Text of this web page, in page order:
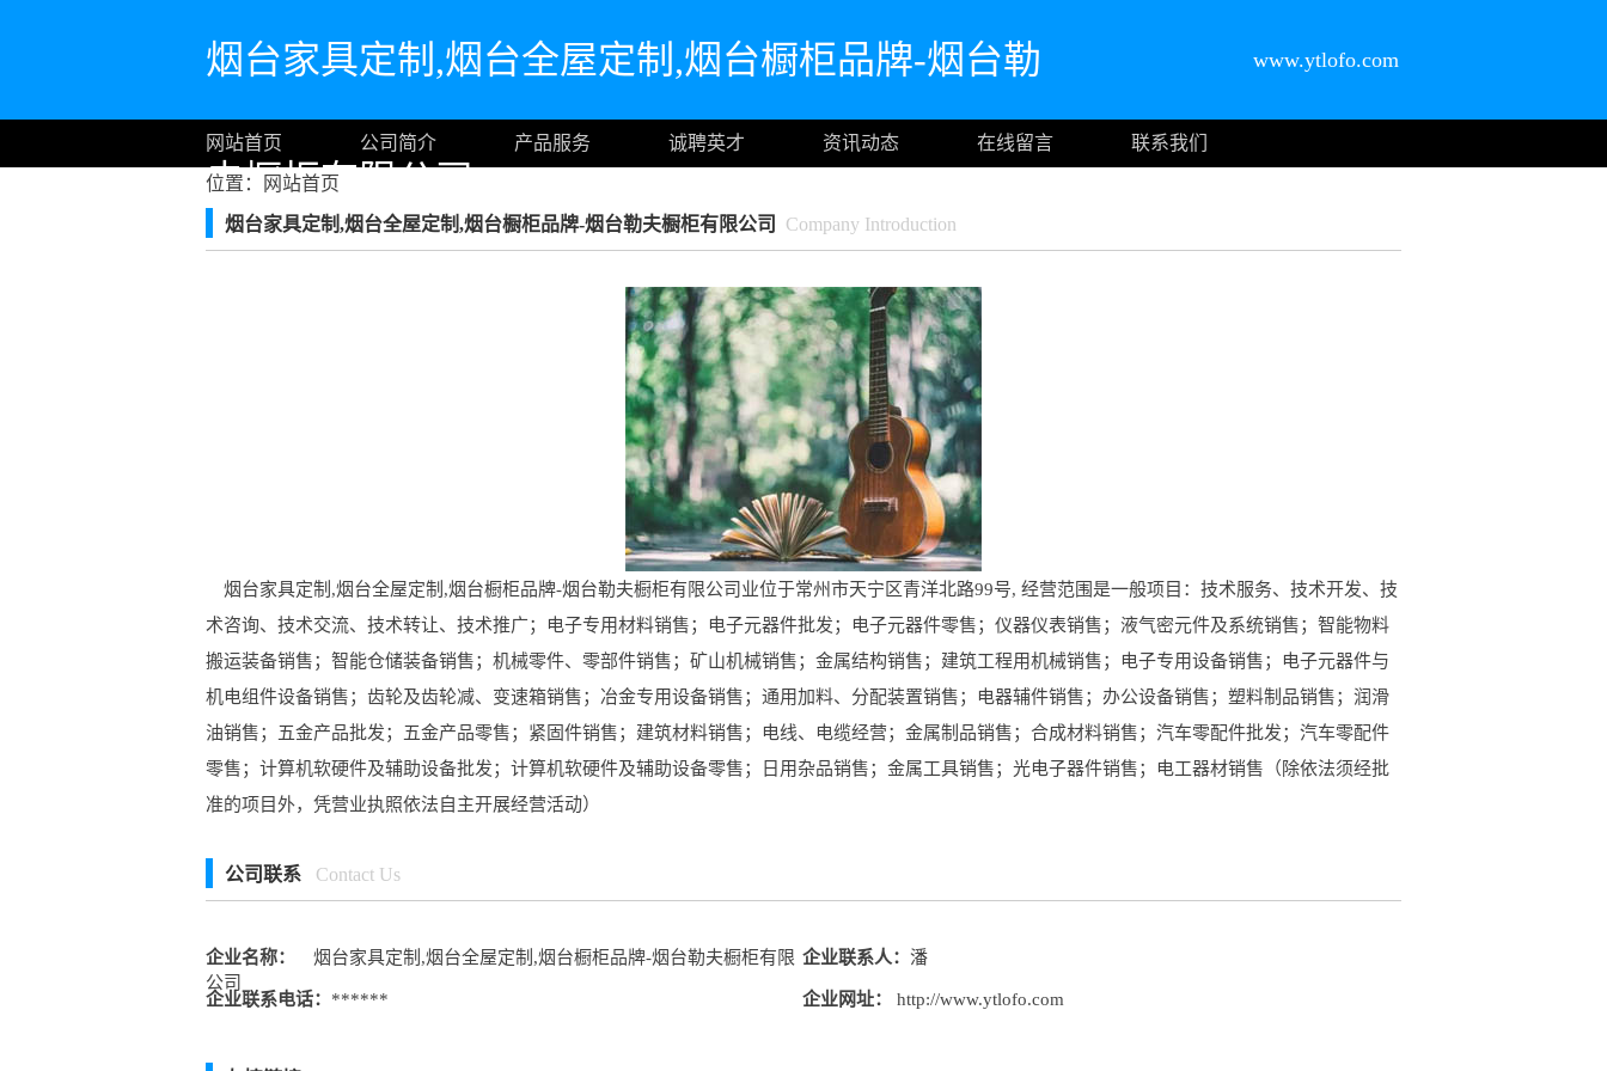
烟台家具定制,烟台全屋定制,烟台橱柜品牌-烟台勒
夫橱柜有限公司
www.ytlofo.com
网站首页 公司简介 产品服务 诚聘英才 资讯动态 在线留言
联系我们
位置：
网站首页
烟台家具定制,烟台全屋定制,烟台橱柜品牌-烟台勒夫橱柜有限公司
Company Introduction
烟台家具定制,烟台全屋定制,烟台橱柜品牌-烟台勒夫橱柜有限公司业位于常州市天宁区青洋北路99号, 经营范围是一般项目：技术服务、技术开发、技
术咨询、技术交流、技术转让、技术推广；电子专用材料销售；电子元器件批发；电子元器件零售；仪器仪表销售；液气密元件及系统销售；智能物料
搬运装备销售；智能仓储装备销售；机械零件、零部件销售；矿山机械销售；金属结构销售；建筑工程用机械销售；电子专用设备销售；电子元器件与
机电组件设备销售；齿轮及齿轮减、变速箱销售；冶金专用设备销售；通用加料、分配装置销售；电器辅件销售；办公设备销售；塑料制品销售；润滑
油销售；五金产品批发；五金产品零售；紧固件销售；建筑材料销售；电线、电缆经营；金属制品销售；合成材料销售；汽车零配件批发；汽车零配件
零售；计算机软硬件及辅助设备批发；计算机软硬件及辅助设备零售；日用杂品销售；金属工具销售；光电子器件销售；电工器材销售（除依法须经批
准的项目外，凭营业执照依法自主开展经营活动）
公司联系 Contact Us
企业名称：
烟台家具定制,烟台全屋定制,烟台橱柜品牌-烟台勒夫橱柜有限
公司
企业联系人： 潘
企业联系电话： ****** 企业网址： http://www.ytlofo.com